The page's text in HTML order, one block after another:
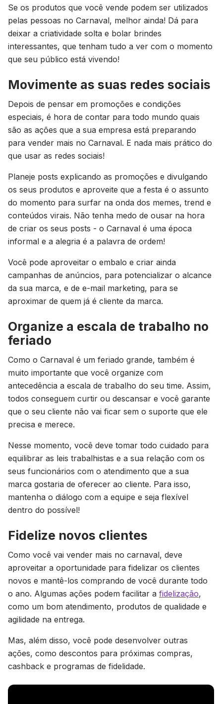
Se os produtos que você vende podem ser utilizados
pelas pessoas no Carnaval, melhor ainda! Dá para
deixar a criatividade solta e bolar brindes
interessantes, que tenham tudo a ver com o momento
que seu público está vivendo!
Movimente as suas redes sociais
Depois de pensar em promoções e condições
especiais, é hora de contar para todo mundo quais
são as ações que a sua empresa está preparando
para vender mais no Carnaval. E nada mais prático do
que usar as redes sociais!
Planeje posts explicando as promoções e divulgando
os seus produtos e aproveite que a festa é o assunto
do momento para surfar na onda dos memes, trend e
conteúdos virais. Não tenha medo de ousar na hora
de criar os seus posts - o Carnaval é uma época
informal e a alegria é a palavra de ordem!
Você pode aproveitar o embalo e criar ainda
campanhas de anúncios, para potencializar o alcance
da sua marca, e de e-mail marketing, para se
aproximar de quem já é cliente da marca.
Organize a escala de trabalho no
feriado
Como o Carnaval é um feriado grande, também é
muito importante que você organize com
antecedência a escala de trabalho do seu time. Assim,
todos conseguem curtir ou descansar e você garante
que o seu cliente não vai ficar sem o suporte que ele
precisa e merece.
Nesse momento, você deve tomar todo cuidado para
equilibrar as leis trabalhistas e a sua relação com os
seus funcionários com o atendimento que a sua
marca gostaria de oferecer ao cliente. Para isso,
mantenha o diálogo com a equipe e seja flexível
dentro do possível!
Fidelize novos clientes
Como você vai vender mais no carnaval, deve
aproveitar a oportunidade para fidelizar os clientes
novos e mantê-los comprando de você durante todo
o ano. Algumas ações podem facilitar a fidelização,
como um bom atendimento, produtos de qualidade e
agilidade na entrega.
Mas, além disso, você pode desenvolver outras
ações, como descontos para próximas compras,
cashback e programas de fidelidade.